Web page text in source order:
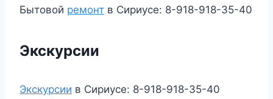
Бытовой ремонт в Сириусе: 8-918-918-35-40
Экскурсии
Экскурсии в Сириусе: 8-918-918-35-40